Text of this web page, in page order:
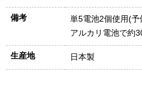
備考
単5電池2個使用(予
アルカリ電池で約
生産地 日本製